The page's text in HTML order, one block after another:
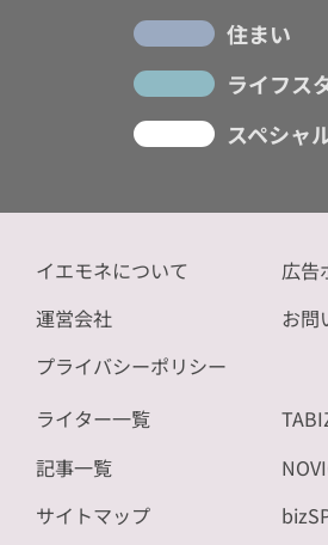
住まい
ライフス
スペシャ
イエモネについて
運営会社
プライバシーポリシー
広告
お問
ライター一覧
記事一覧
サイトマップ